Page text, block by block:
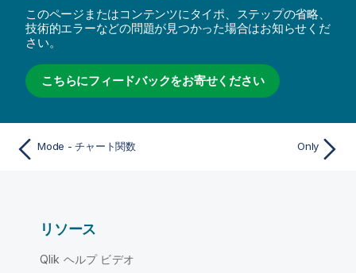
このページまたはコンテンツにタイポ、ステップの省略、
技術的エラーなどの問題が見つかった場合はお知らせくだ
さい。
こちらにフィードバックをお寄せください
Mode - チャート関数 Only
リソース
Qlik ヘルプ ビデオ